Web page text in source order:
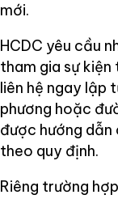
mới.
HCDC yêu cầu
tham gia sự
liên hệ ngay lập
phương hoặc
được hướng dẫn
theo quy định.
Riêng trường